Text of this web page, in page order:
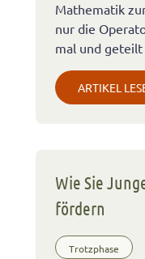
Mathematik
nur die
mal und geteilt
ARTIKEL
Wie Sie
fördern
Trotzphase